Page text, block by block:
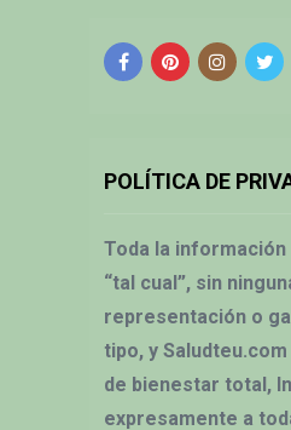
POLÍTICA DE
Toda la
“tal cual”, sin
representación o
tipo, y
de bienestar total,
expresamente a